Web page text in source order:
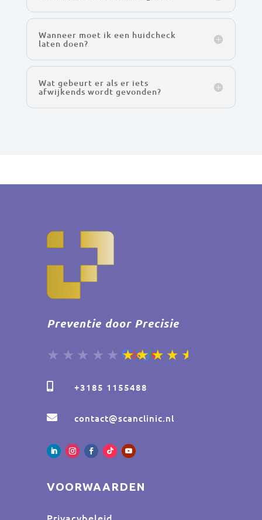
Wanneer moet ik een huidcheck
laten doen?
Wat gebeurt er als er iets
afwijkends wordt gevonden?
Preventie door Precisie
+3185 1155488
 contact@scanclinic.nl
VOORWAARDEN